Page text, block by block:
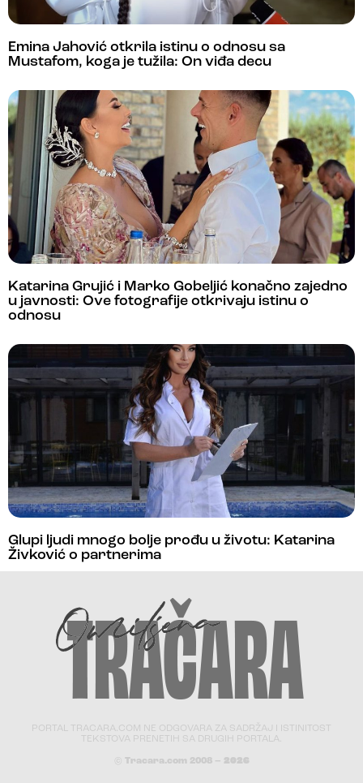
Emina Jahović otkrila istinu o odnosu sa
Mustafom, koga je tužila: On viđa decu
Katarina Grujić i Marko Gobeljić konačno zajedno
u javnosti: Ove fotografije otkrivaju istinu o
odnosu
Glupi ljudi mnogo bolje prođu u životu: Katarina
Živković o partnerima
PORTAL TRACARA.COM NE ODGOVARA ZA SADRŽAJ I ISTINITOST
TEKSTOVA PRENETIH SA DRUGIH PORTALA.
© Tracara.com 2008 – 2026